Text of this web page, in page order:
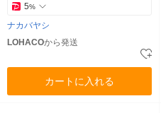
5%
ナカバヤシ
LOHACOから発送
カートに入れる